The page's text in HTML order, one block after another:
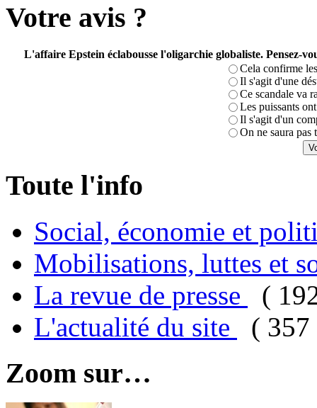
Votre avis ?
L'affaire Epstein éclabousse l'oligarchie globaliste. Pensez-
Cela confirme
Il s'agit d'une
Ce scandale va
Les puissants
Il s'agit d'un
On ne saura pas
Toute l'info
Social, économie et
Mobilisations, luttes et
La revue de presse
(
L'actualité du site
( 357
Zoom sur…